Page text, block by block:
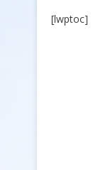
[lwptoc]